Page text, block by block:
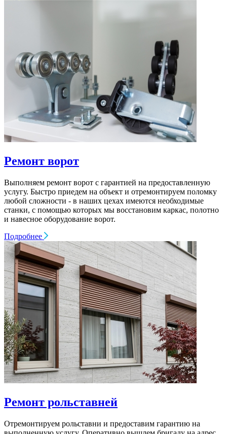
Ремонт ворот
Выполняем ремонт ворот c гарантией на предоставленную
услугу. Быстро приедем на объект и отремонтируем поломку
любой сложности - в наших цехах имеются необходимые
станки, с помощью которых мы восстановим каркас, полотно
и навесное оборудование ворот.
Подробнее
Ремонт рольставней
Отремонтируем рольставни и предоставим гарантию на